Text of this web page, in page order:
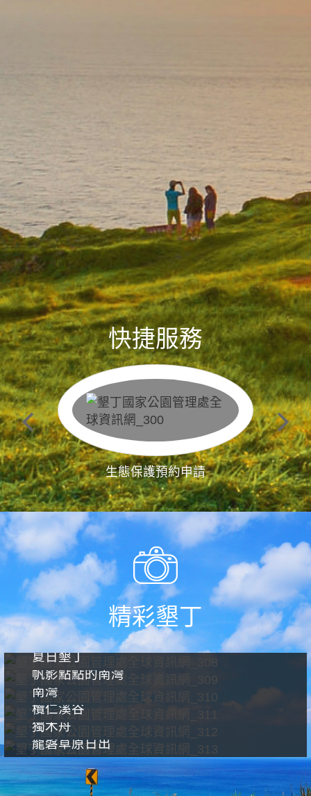
快捷服務
生態保護預約申請
精彩墾丁
夏日墾丁
帆影點點的南灣
南灣
欖仁溪谷
獨木舟
龍磐草原日出